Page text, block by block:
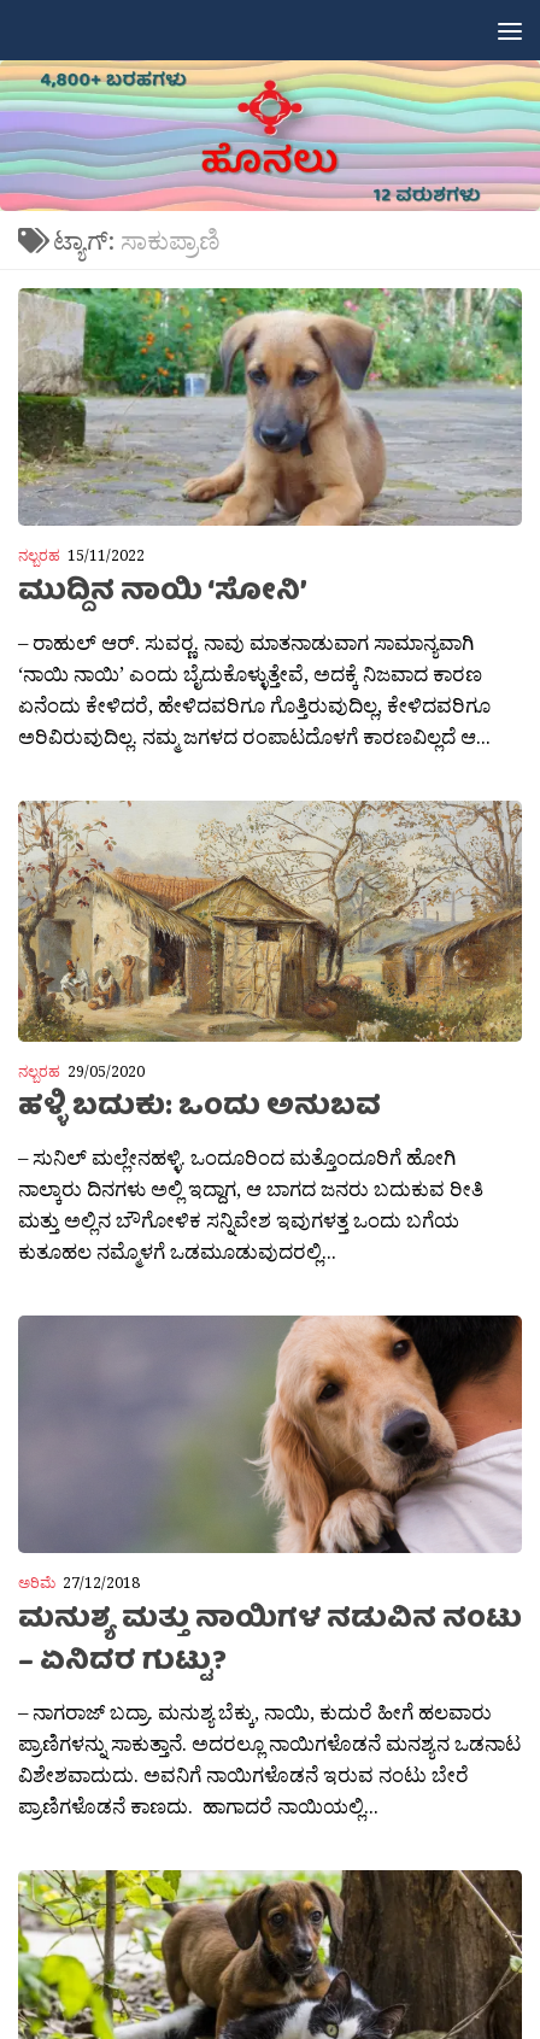
ಟ್ಯಾಗ್: ಸಾಕುಪ್ರಾಣಿ
ನಲ್ಬರಹ 15/11/2022
ಮುದ್ದಿನ ನಾಯಿ ‘ಸೋನಿ’
– ರಾಹುಲ್ ಆರ್. ಸುವರ‍್ಣ. ನಾವು ಮಾತನಾಡುವಾಗ ಸಾಮಾನ್ಯವಾಗಿ
‘ನಾಯಿ ನಾಯಿ’ ಎಂದು ಬೈದುಕೊಳ್ಳುತ್ತೇವೆ, ಅದಕ್ಕೆ ನಿಜವಾದ ಕಾರಣ
ಏನೆಂದು ಕೇಳಿದರೆ, ಹೇಳಿದವರಿಗೂ ಗೊತ್ತಿರುವುದಿಲ್ಲ, ಕೇಳಿದವರಿಗೂ
ಅರಿವಿರುವುದಿಲ್ಲ. ನಮ್ಮ ಜಗಳದ ರಂಪಾಟದೊಳಗೆ ಕಾರಣವಿಲ್ಲದೆ ಆ...
ನಲ್ಬರಹ 29/05/2020
ಹಳ್ಳಿ ಬದುಕು: ಒಂದು ಅನುಬವ
– ಸುನಿಲ್ ಮಲ್ಲೇನಹಳ್ಳಿ. ಒಂದೂರಿಂದ ಮತ್ತೊಂದೂರಿಗೆ‌ ಹೋಗಿ‌
ನಾಲ್ಕಾರು ದಿನಗಳು ಅಲ್ಲಿ ಇದ್ದಾಗ, ಆ ಬಾಗದ ಜನರು ಬದುಕುವ ರೀತಿ
ಮತ್ತು ಅಲ್ಲಿನ ಬೌಗೋಳಿಕ ಸನ್ನಿವೇಶ ಇವುಗಳತ್ತ ಒಂದು ಬಗೆಯ
ಕುತೂಹಲ ನಮ್ಮೊಳಗೆ ಒಡಮೂಡುವುದರಲ್ಲಿ...
ಅರಿಮೆ 27/12/2018
ಮನುಶ್ಯ ಮತ್ತು ನಾಯಿಗಳ ನಡುವಿನ ನಂಟು
– ಏನಿದರ ಗುಟ್ಟು?
– ನಾಗರಾಜ್ ಬದ್ರಾ. ಮನುಶ್ಯ ಬೆಕ್ಕು, ನಾಯಿ, ಕುದುರೆ ಹೀಗೆ ಹಲವಾರು
ಪ್ರಾಣಿಗಳನ್ನು ಸಾಕುತ್ತಾನೆ. ಅದರಲ್ಲೂ ನಾಯಿಗಳೊಡನೆ ಮನಶ್ಯನ ಒಡನಾಟ
ವಿಶೇಶವಾದುದು. ಅವನಿಗೆ ನಾಯಿಗಳೊಡನೆ ಇರುವ ನಂಟು ಬೇರೆ
ಪ್ರಾಣಿಗಳೊಡನೆ ಕಾಣದು. ಹಾಗಾದರೆ ನಾಯಿಯಲ್ಲಿ...